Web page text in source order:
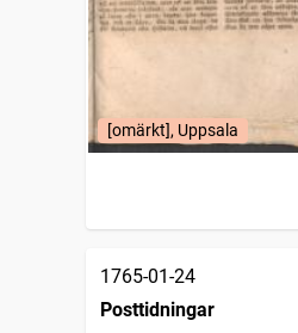
[omärkt], Uppsala
1765-01-24
Posttidningar